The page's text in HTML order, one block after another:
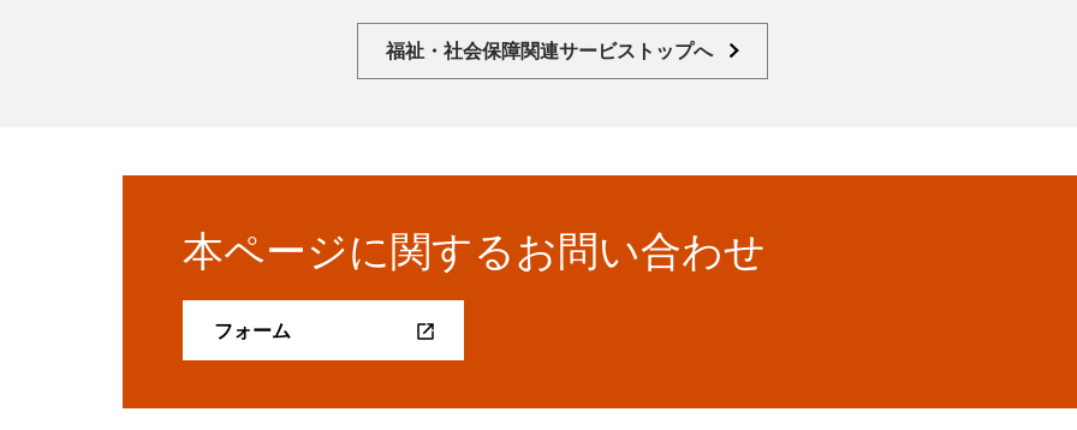
福祉・社会保障関連サービストップへ
本ページに関するお問い合わせ
フォーム